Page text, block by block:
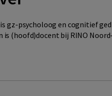
is gz-psycholoog en cognitief
is (hoofd)docent bij RINO